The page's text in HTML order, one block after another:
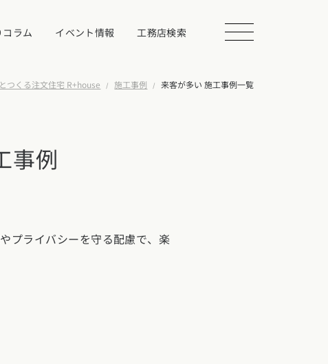
ラム イベント情報 工務店検索
相談する
つくる注文住宅 R+house 施工事例 来客が多い 施工事例一覧
事例
プライバシーを守る配慮で、楽